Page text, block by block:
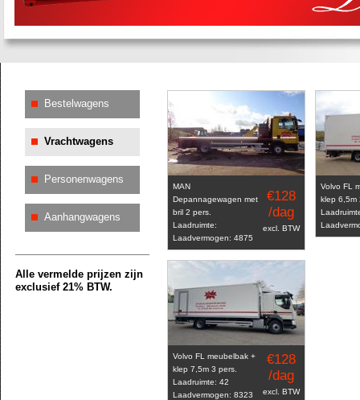
Bestelwagens
Vrachtwagens
Personenwagens
Aanhangwagens
Alle vermelde prijzen zijn
exclusief 21% BTW.
MAN
Depannagewagen met
bril 2 pers.
Laadruimte:
Laadvermogen: 4875
€128
/dag
excl. BTW
Volvo FL
klep 6,5m
Volvo FL meubelbak +
klep 7,5m 3 pers.
Laadruimte: 42
Laadvermogen: 8323
€128
/dag
excl. BTW